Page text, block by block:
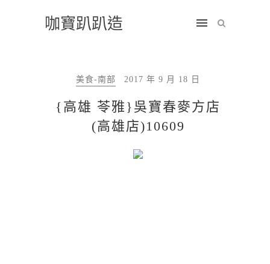
咖寶趴趴造
美食-南部 2017 年 9 月 18 日
{高雄 苓雅}吳寶春麥方店
(高雄店)10609